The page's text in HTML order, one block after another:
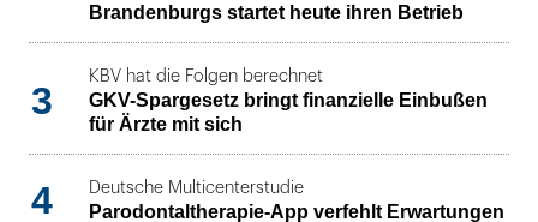
Brandenburgs startet heute ihren Betrieb
3
KBV hat die Folgen berechnet
GKV-Spargesetz bringt finanzielle Einbußen
für Ärzte mit sich
4 Deutsche Multicenterstudie
Parodontaltherapie-App verfehlt Erwartungen